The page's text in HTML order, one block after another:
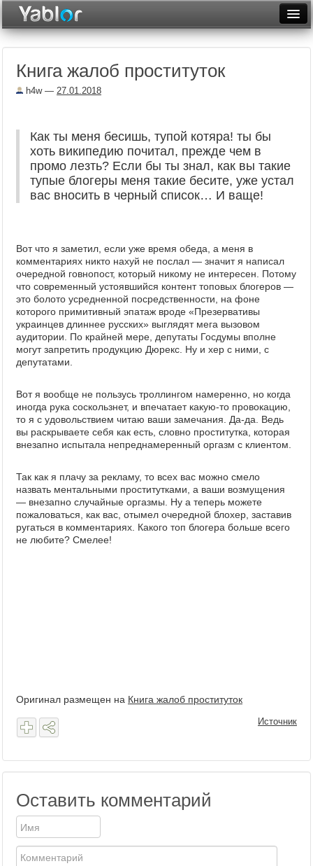
Неделя
Архив
Фототоп
Книга жалоб проституток
h4w— 27.01.2018
Как ты меня бесишь, тупой котяра! ты бы
хоть википедию почитал, прежде чем в
промо лезть? Если бы ты знал, как вы такие
тупые блогеры меня такие бесите, уже устал
вас вносить в черный список… И ваще!
Вот что я заметил, если уже время обеда, а меня в
комментариях никто нахуй не послал — значит я написал
очередной говнопост, который никому не интересен. Потому
что современный устоявшийся контент топовых блогеров —
это болото усредненной посредственности, на фоне
которого примитивный эпатаж вроде «Презервативы
украинцев длиннее русских» выглядят мега вызовом
аудитории. По крайней мере, депутаты Госдумы вполне
могут запретить продукцию Дюрекс. Ну и хер с ними, с
депутатами.
Вот я вообще не пользусь троллингом намеренно, но когда
иногда рука соскользнет, и впечатает какую-то провокацию,
то я с удовольствием читаю ваши замечания. Да-да. Ведь
вы раскрываете себя как есть, словно проститутка, которая
внезапно испытала непреднамеренный оргазм с клиентом.
Так как я плачу за рекламу, то всех вас можно смело
назвать ментальными проститутками, а ваши возмущения
— внезапно случайные оргазмы. Ну а теперь можете
пожаловаться, как вас, отымел очередной блохер, заставив
ругаться в комментариях. Какого топ блогера больше всего
не любите? Смелее!
Оригинал размещен на Книга жалоб проституток
Источник
Оставить комментарий